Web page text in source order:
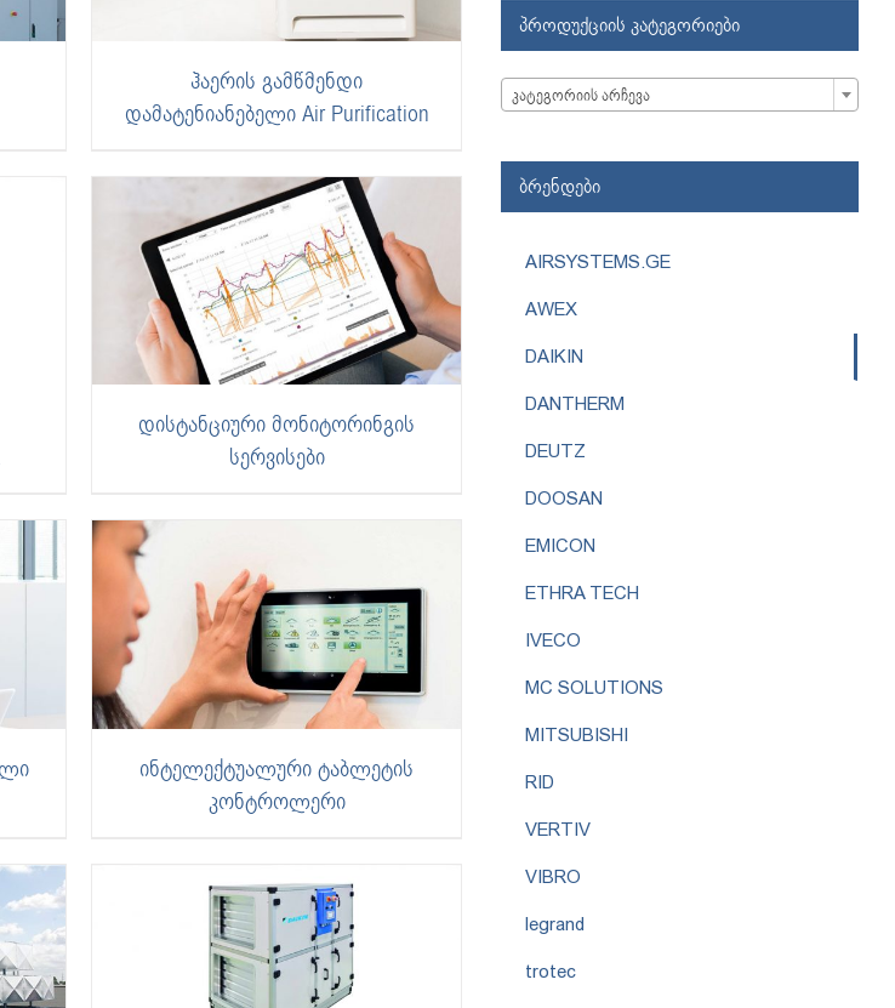
ჰაერის გამწმენდი
დამატენიანებელი Air Purification
დისტანციური მონიტორინგის
სერვისები
ინტელექტუალური ტაბლეტის
კონტროლერი
პროდუქციის კატეგორიები
კატეგორიის არჩევა
ბრენდები
AIRSYSTEMS.GE
AWEX
DAIKIN
DANTHERM
DEUTZ
DOOSAN
EMICON
ETHRA TECH
IVECO
MC SOLUTIONS
MITSUBISHI
RID
VERTIV
VIBRO
legrand
trotec